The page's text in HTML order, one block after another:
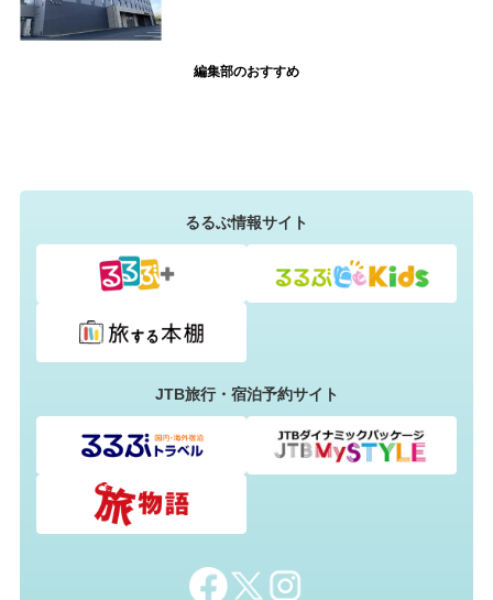
編集部のおすすめ
るるぶ情報サイト
JTB旅行・宿泊予約サイト